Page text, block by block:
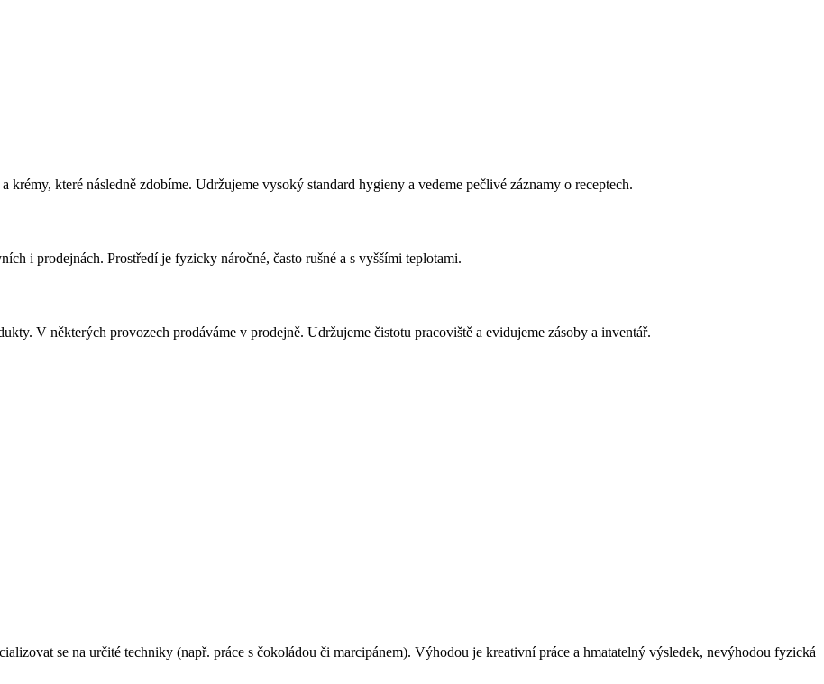
krémy, které následně zdobíme. Udržujeme vysoký standard hygieny a vedeme pečlivé záznamy o receptech.
i prodejnách. Prostředí je fyzicky náročné, často rušné a s vyššími teplotami.
V některých provozech prodáváme v prodejně. Udržujeme čistotu pracoviště a evidujeme zásoby a inventář.
se na určité techniky (např. práce s čokoládou či marcipánem). Výhodou je kreativní práce a hmatatelný výsledek, nevýhodou fyzická